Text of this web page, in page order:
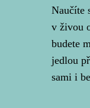
Naučíte
v živou
budete
jedlou
sami i